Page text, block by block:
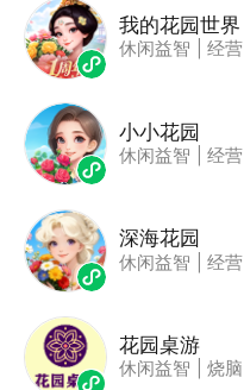
我的花园世界
休闲益智 经营
小小花园
休闲益智 经营
深海花园
休闲益智 经营
花园桌游
休闲益智 烧脑